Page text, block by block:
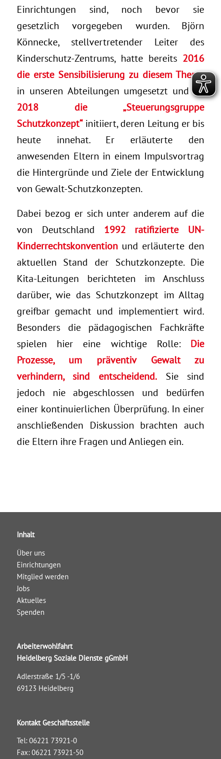
Einrichtungen sind, noch bevor sie
gesetzlich vorgegeben wurden. Björn
Könnecke, stellvertretender Leiter des
Kinderschutz-Zentrums, hatte bereits 2016
die erste Sensibilisierung zu diesem Thema
in unseren Abteilungen umgesetzt undab
2018 die „Steuerungsgruppe
Schutzkonzept“initiiert, deren Leitung er bis
heute innehat. Er erläuterte den
anwesenden Eltern in einem Impulsvortrag
die Hintergründe und Ziele der Entwicklung
von Gewalt-Schutzkonzepten.
Dabei bezog er sich unter anderem auf die
von Deutschland 1992 ratifizierte UN-
Kinderrechtskonventionund erläuterte den
aktuellen Stand der Schutzkonzepte. Die
Kita-Leitungen berichteten im Anschluss
darüber, wie das Schutzkonzept im Alltag
greifbar gemacht und implementiert wird.
Besonders die pädagogischen Fachkräfte
spielen hier eine wichtige Rolle: Die
Prozesse, um präventiv Gewalt zu
verhindern, sind entscheidend. Sie sind
jedoch nie abgeschlossen und bedürfen
einer kontinuierlichen Überprüfung. In einer
anschließenden Diskussion brachten auch
die Eltern ihre Fragen und Anliegen ein.
Inhalt
Über uns
Einrichtungen
Mitglied werden
Jobs
Aktuelles
Spenden
Arbeiterwohlfahrt
Heidelberg Soziale Dienste gGmbH
Adlerstraße 1/5 -1/6
69123 Heidelberg
Kontakt Geschäftsstelle
Tel: 06221 73921-0
Fax: 06221 73921-50